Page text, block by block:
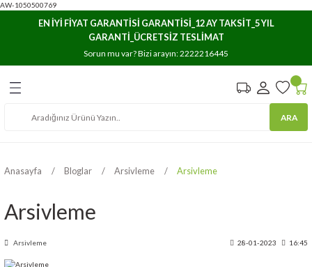
AW-1050500769
EN İYİ FİYAT GARANTİSİ GARANTİSİ_12 AY TAKSİT_5 YIL
GARANTİ_ÜCRETSİZ TESLİMAT
Sorun mu var? Bizi arayın:2222216445
ARA
Geri Dön
Geri Dön
ve Kartoteks
Geri Dön
Anasayfa Bloglar Arsivleme Arsivleme
Arsivleme
Arsivleme 28-01-2023 16:45